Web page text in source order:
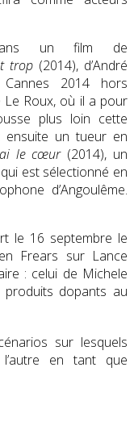
un film de
trop (2014), d’André
2014 hors
Le Roux, où il a pour
plus loin cette
ensuite un tueur en
le cœur (2014), un
qui est sélectionné en
d’Angoulême.
le 16 septembre le
Frears sur Lance
: celui de Michele
dopants au
sur lesquels
en tant que